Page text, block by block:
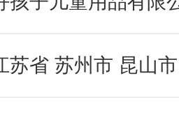
苏省 苏州市 昆山